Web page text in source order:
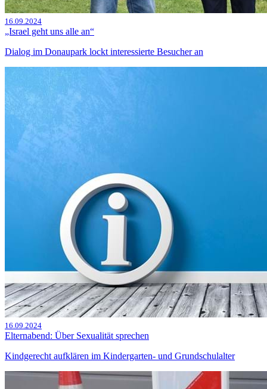
16.09.2024
„Israel geht uns alle an“
Dialog im Donaupark lockt interessierte Besucher an
16.09.2024
Elternabend: Über Sexualität sprechen
Kindgerecht aufklären im Kindergarten- und Grundschulalter